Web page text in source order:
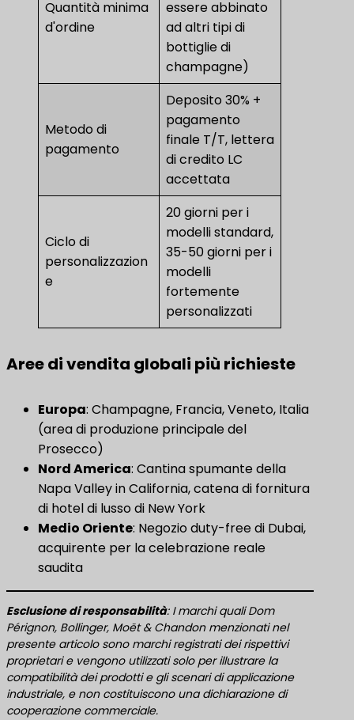
Quantità minima
d'ordine
essere abbinato
ad altri tipi di
bottiglie di
champagne)
Metodo di
pagamento
Deposito 30% +
pagamento
finale T/T, lettera
di credito LC
accettata
Ciclo di
personalizzazion
e
20 giorni per i
modelli standard,
35-50 giorni per i
modelli
fortemente
personalizzati
Aree di vendita globali più richieste
Europa: Champagne, Francia, Veneto, Italia
(area di produzione principale del
Prosecco)
Nord America​: Cantina spumante della
Napa Valley in California, catena di fornitura
di hotel di lusso di New York
Medio Oriente​: Negozio duty-free di Dubai,
acquirente per la celebrazione reale
saudita
​Esclusione di responsabilità​​: I marchi quali Dom
Pérignon, Bollinger, Moët & Chandon menzionati nel
presente articolo sono marchi registrati dei rispettivi
proprietari e vengono utilizzati solo per illustrare la
compatibilità dei prodotti e gli scenari di applicazione
industriale, e non costituiscono una dichiarazione di
cooperazione commerciale.